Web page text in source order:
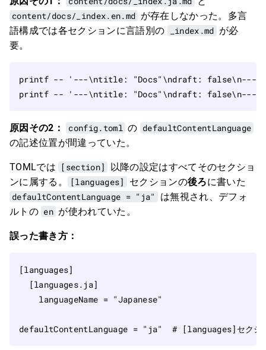
content/docs/_index.en.md が存在しなかった。多言
語構成では各セクションに言語別の
_index.md が必
要。
printf --
'---\ntitle: "Docs"\ndraft: false\n---
printf -- '---\ntitle: "Docs"\ndraft: false\n---
原因その2： config.toml の defaultContentLanguage
の記述位置が間違っていた。
TOMLでは [section]
以降の設定はすべてそのセクショ
ンに属する。
[languages] セクションの後ろに書いた
defaultContentLanguage = "ja"
は無視され、デフォ
ルトの en が使われていた。
誤った書き方：
[languages]
[languages. ja]
languageName = "Japanese"
defaultContentLanguage = "ja" # [languages]セクシ